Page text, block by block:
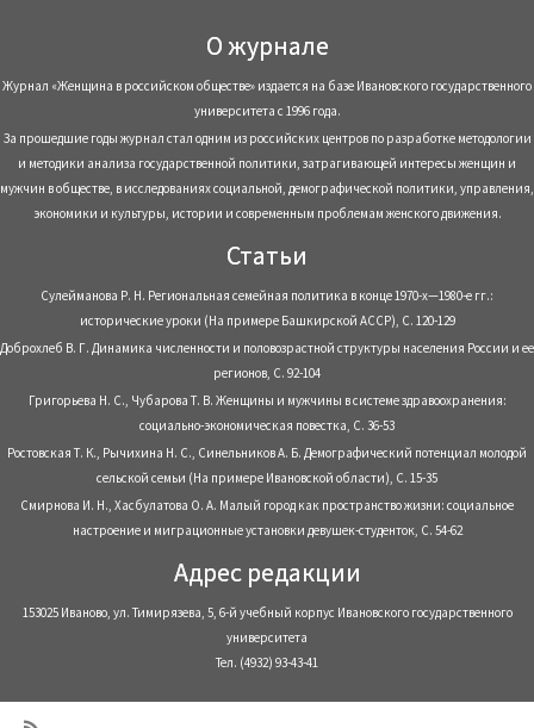
О журнале
Журнал «Женщина в российском обществе» издается на базе Ивановского государственного
университета с 1996 года.
За прошедшие годы журнал стал одним из российских центров по разработке методологии
и методики анализа государственной политики, затрагивающей интересы женщин и
мужчин в обществе, в исследованиях социальной, демографической политики, управления,
экономики и культуры, истории и современным проблемам женского движения.
Статьи
Сулейманова Р. Н. Региональная семейная политика в конце 1970-х—1980-е гг.:
исторические уроки (На примере Башкирской АССР), С. 120-129
Доброхлеб В. Г. Динамика численности и половозрастной структуры населения России и ее
регионов, С. 92-104
Григорьева Н. С., Чубарова Т. В. Женщины и мужчины в системе здравоохранения:
социально-экономическая повестка, С. 36-53
Ростовская Т. К., Рычихина Н. С., Синельников А. Б. Демографический потенциал молодой
сельской семьи (На примере Ивановской области), С. 15-35
Смирнова И. Н., Хасбулатова О. А. Малый город как пространство жизни: социальное
настроение и миграционные установки девушек-студенток, С. 54-62
Адрес редакции
153025 Иваново, ул. Тимирязева, 5, 6-й учебный корпус Ивановского государственного
университета
Тел. (4932) 93-43-41